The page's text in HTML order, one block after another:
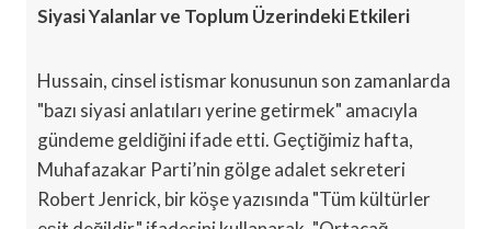
Siyasi Yalanlar ve Toplum Üzerindeki Etkileri
Hussain, cinsel istismar konusunun son zamanlarda
"bazı siyasi anlatıları yerine getirmek" amacıyla
gündeme geldiğini ifade etti. Geçtiğimiz hafta,
Muhafazakar Parti’nin gölge adalet sekreteri
Robert Jenrick, bir köşe yazısında "Tüm kültürler